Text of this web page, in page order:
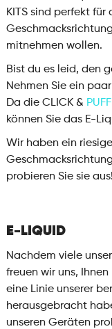
KITS sind perfekt
mitnehmen wollen.
Bist du es leid, den
Nehmen Sie ein
Da die CLICK & PUFF
können Sie das E-
Wir haben ein
probieren Sie sie aus!
E-LIQUID
Nachdem viele
freuen wir uns,
eine Linie unserer
herausgebracht
unseren Geräten